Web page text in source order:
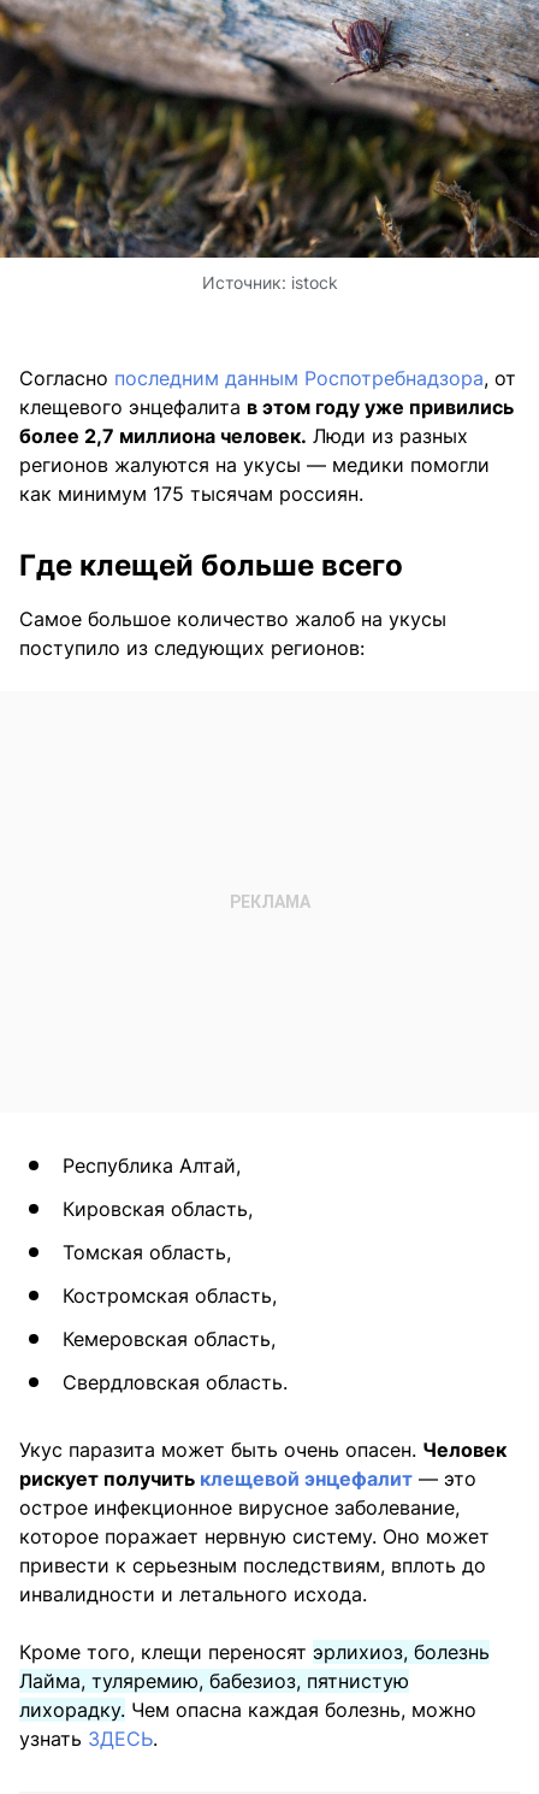
Источник: istock
Согласно последним данным Роспотребнадзора, от
клещевого энцефалита в этом году уже привились
более 2,7 миллиона человек. Люди из разных
регионов жалуются на укусы — медики помогли
как минимум 175 тысячам россиян.
Где клещей больше всего
Самое большое количество жалоб на укусы
поступило из следующих регионов:
Республика Алтай,
Кировская область,
Томская область,
Костромская область,
Кемеровская область,
Свердловская область.
Укус паразита может быть очень опасен. Человек
рискует получить клещевой энцефалит — это
острое инфекционное вирусное заболевание,
которое поражает нервную систему. Оно может
привести к серьезным последствиям, вплоть до
инвалидности и летального исхода.
Кроме того, клещи переносят эрлихиоз, болезнь
Лайма, туляремию, бабезиоз, пятнистую
лихорадку. Чем опасна каждая болезнь, можно
узнать ЗДЕСЬ.